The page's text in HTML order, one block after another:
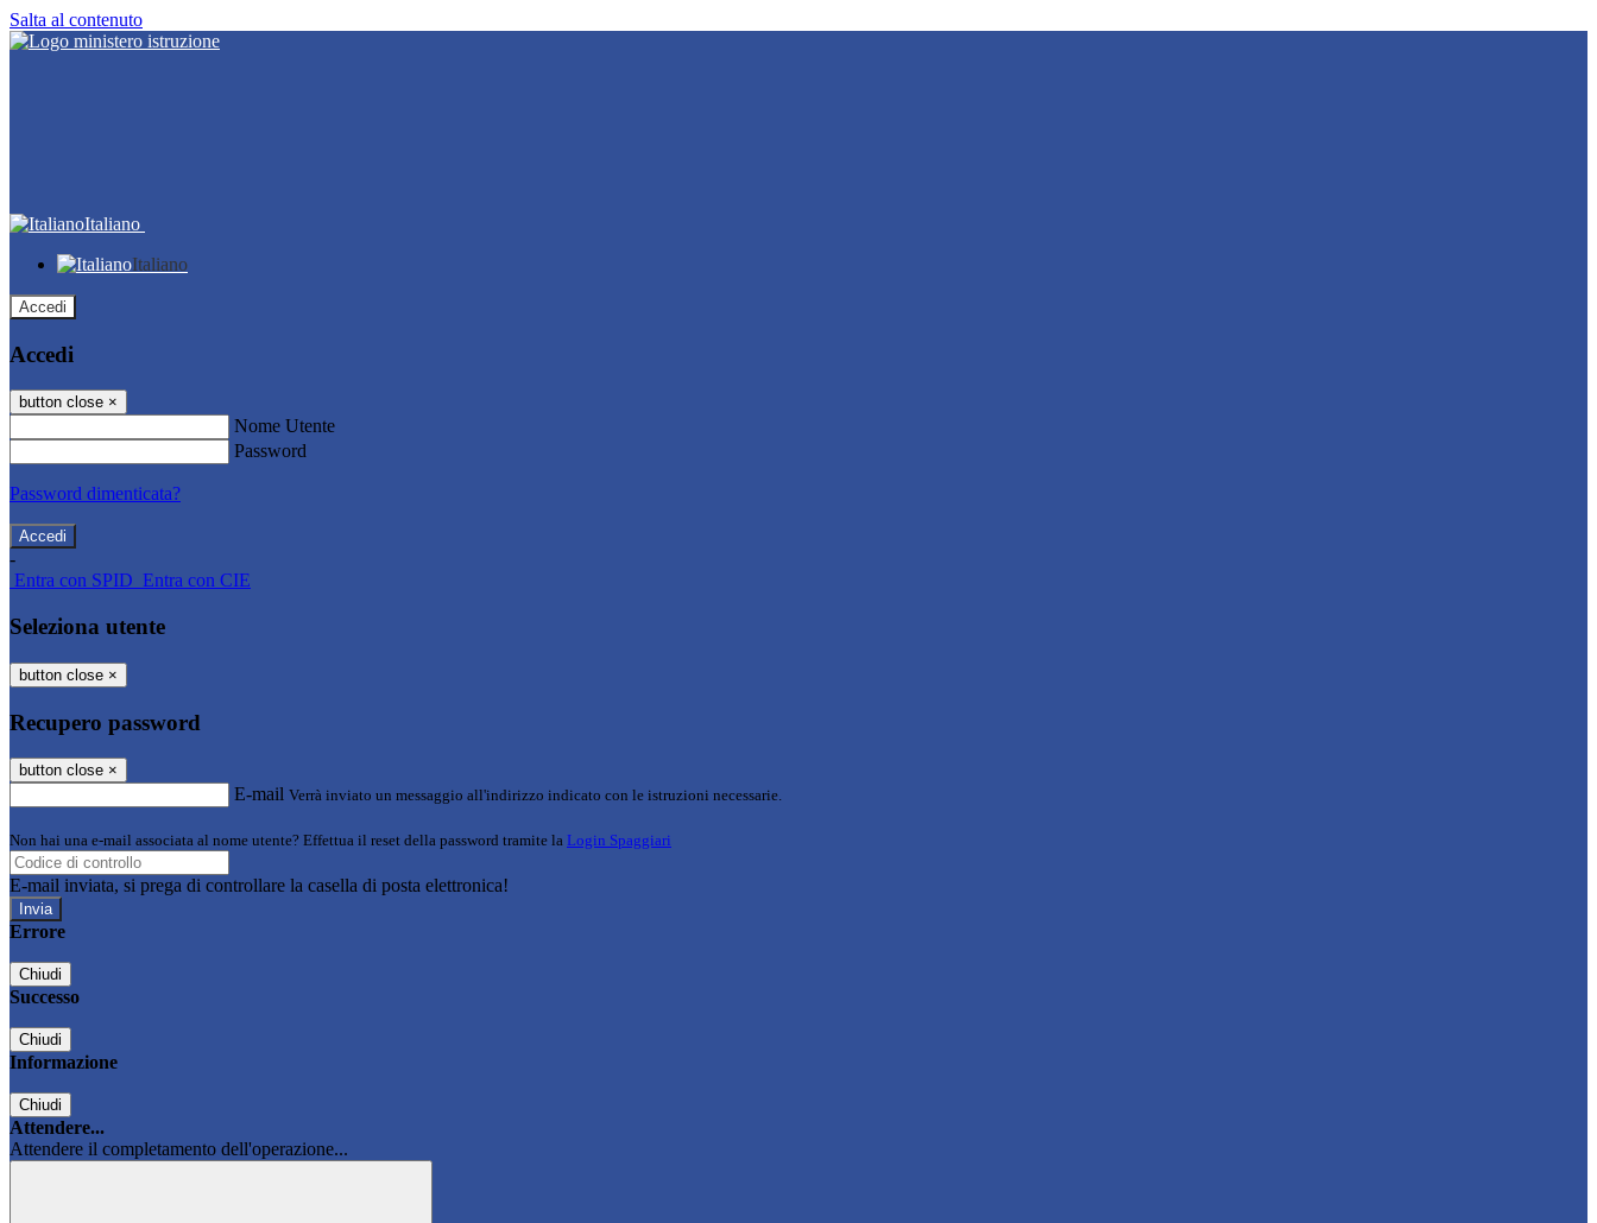
Salta al contenuto
Italiano
Italiano
Accedi
Accedi
button close ×
Nome Utente
Password
Password dimenticata?
-
Entra con SPID Entra con CIE
Seleziona utente
button close ×
Recupero password
button close ×
E-mail Verrà inviato un messaggio all'indirizzo indicato con le istruzioni necessarie.
Non hai una e-mail associata al nome utente? Effettua il reset della password tramite la Login Spaggiari
E-mail inviata, si prega di controllare la casella di posta elettronica!
Errore
Chiudi
Successo
Chiudi
Informazione
Chiudi
Attendere...
Attendere il completamento dell'operazione...